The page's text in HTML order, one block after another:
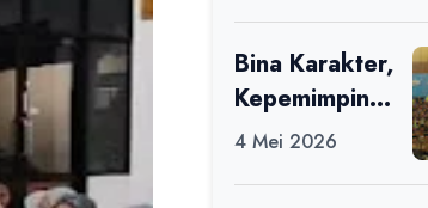
Bina Karakter,
Kepemimpinan
, dan
4 Mei 2026